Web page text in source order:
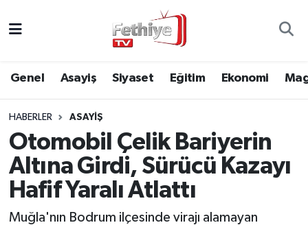
Genel Asayiş Siyaset Eğitim Ekonomi
HABERLER ASAYIŞ
Otomobil Çelik Bariyerin
Altına Girdi, Sürücü Kazayı
Hafif Yaralı Atlattı
Muğla'nın Bodrum ilçesinde virajı alamayan
Asayiş
Eğitim
Ekonomi
Muğla Hava Durumu
Muğla Namaz Vakitleri
Muğla Trafik Yoğunluk Haritası
Süper Lig Puan Durumu ve Fikstür